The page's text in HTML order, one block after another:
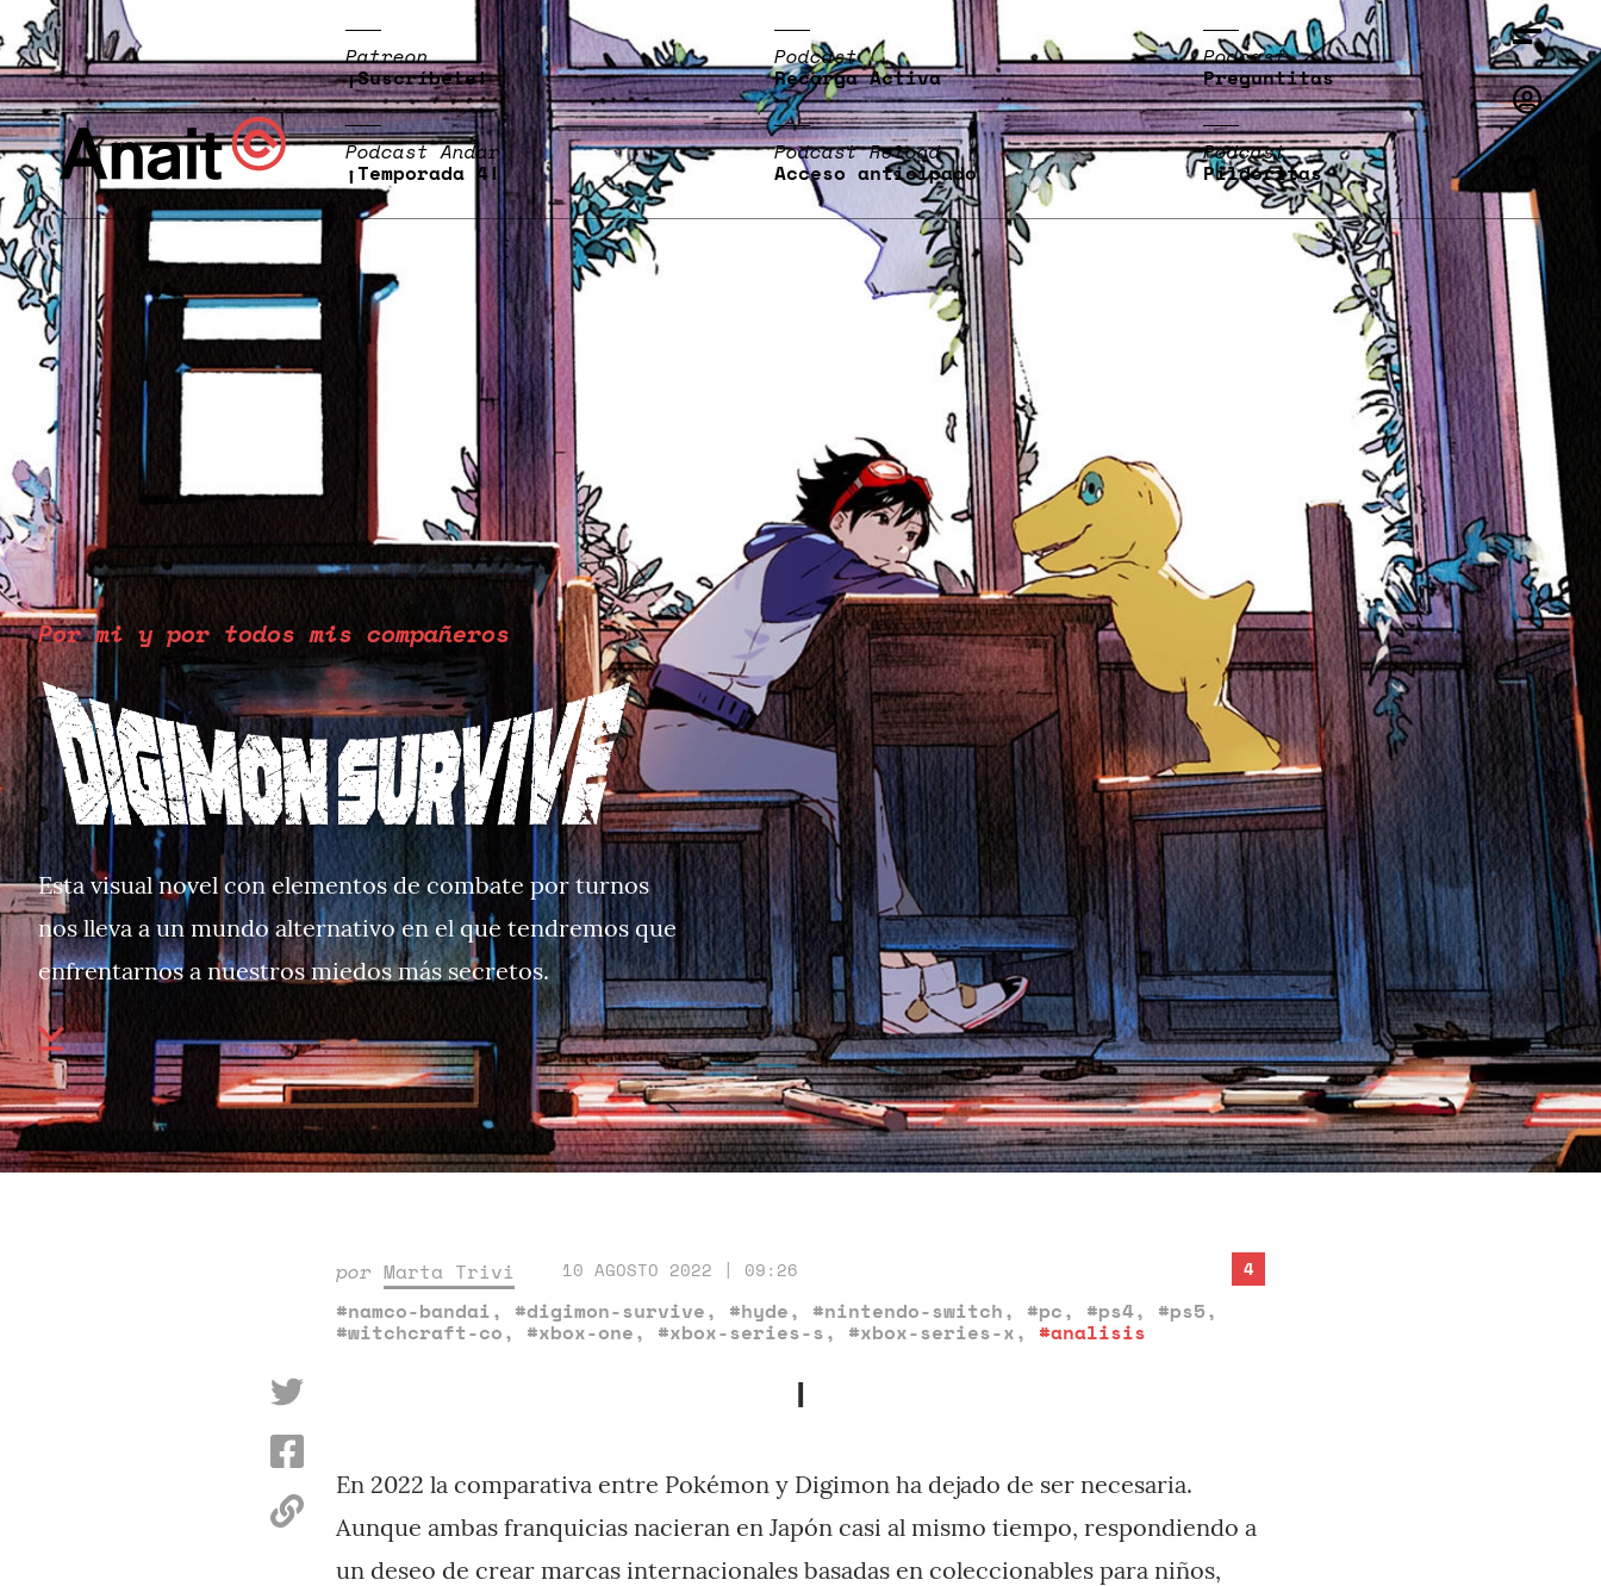
Patreon
¡Suscríbete!
Podcast
Recarga Activa
Podcast
Preguntitas
Podcast Andar
¡Temporada 4!
Podcast Reload
Acceso anticipado
Podcast
Pildoritas
Por mi y por todos mis compañeros
Esta visual novel con elementos de combate por turnos
nos lleva a un mundo alternativo en el que tendremos que
enfrentarnos a nuestros miedos más secretos.
por Marta Trivi 10 AGOSTO 2022 | 09:26
#namco-bandai, #digimon-survive, #hyde, #nintendo-switch, #pc, #ps4, #ps5,
#witchcraft-co, #xbox-one, #xbox-series-s, #xbox-series-x, #analisis
4
I
En 2022 la comparativa entre Pokémon y Digimon ha dejado de ser necesaria.
Aunque ambas franquicias nacieran en Japón casi al mismo tiempo, respondiendo a
un deseo de crear marcas internacionales basadas en coleccionables para niños,